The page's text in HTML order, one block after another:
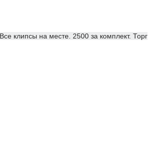
клипсы на месте. 2500 за комплект. Торг